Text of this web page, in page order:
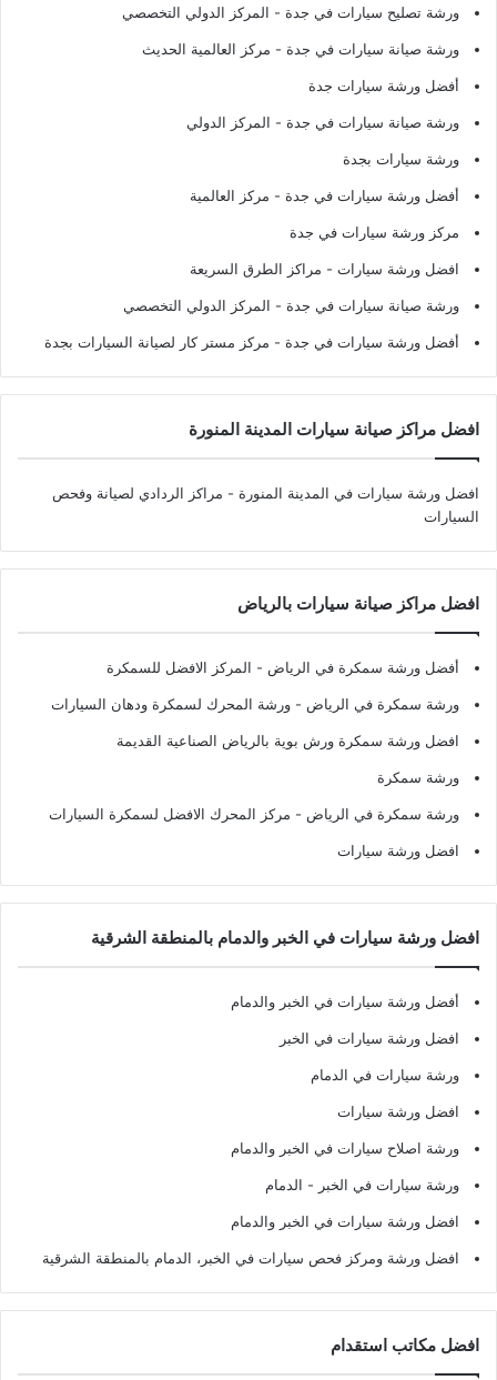
ورشة تصليح سيارات في جدة - المركز الدولي التخصصي
ورشة صيانة سيارات في جدة - مركز العالمية الحديث
أفضل ورشة سيارات جدة
ورشة صيانة سيارات في جدة - المركز الدولي
ورشة سيارات بجدة
أفضل ورشة سيارات في جدة - مركز العالمية
مركز ورشة سيارات في جدة
افضل ورشة سيارات - مراكز الطرق السريعة
ورشة صيانة سيارات في جدة - المركز الدولي التخصصي
أفضل ورشة سيارات في جدة - مركز مستر كار لصيانة السيارات بجدة
افضل مراكز صيانة سيارات المدينة المنورة
افضل ورشة سيارات في المدينة المنورة - مراكز الردادي لصيانة وفحص
السيارات
افضل مراكز صيانة سيارات بالرياض
أفضل ورشة سمكرة في الرياض - المركز الافضل للسمكرة
ورشة سمكرة في الرياض - ورشة المحرك لسمكرة ودهان السيارات
افضل ورشة سمكرة ورش بوية بالرياض الصناعية القديمة
ورشة سمكرة
ورشة سمكرة في الرياض - مركز المحرك الافضل لسمكرة السيارات
افضل ورشة سيارات
افضل ورشة سيارات في الخبر والدمام بالمنطقة الشرقية
أفضل ورشة سيارات في الخبر والدمام
افضل ورشة سيارات في الخبر
ورشة سيارات في الدمام
افضل ورشة سيارات
ورشة اصلاح سيارات في الخبر والدمام
ورشة سيارات في الخبر - الدمام
افضل ورشة سيارات في الخبر والدمام
افضل ورشة ومركز فحص سيارات في الخبر، الدمام بالمنطقة الشرقية
افضل مكاتب استقدام